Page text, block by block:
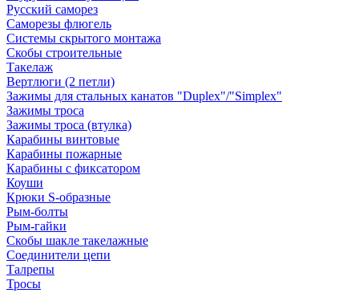
Русский саморез
Саморезы флюгель
Системы скрытого монтажа
Скобы строительные
Такелаж
Вертлюги (2 петли)
Зажимы для стальных канатов "Duplex"/"Simplex"
Зажимы троса
Зажимы троса (втулка)
Карабины винтовые
Карабины пожарные
Карабины с фиксатором
Коуши
Крюки S-образные
Рым-болты
Рым-гайки
Скобы шакле такелажные
Соединители цепи
Талрепы
Тросы